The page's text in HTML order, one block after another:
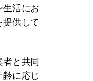
生活にお
供して
と共同
に応じ